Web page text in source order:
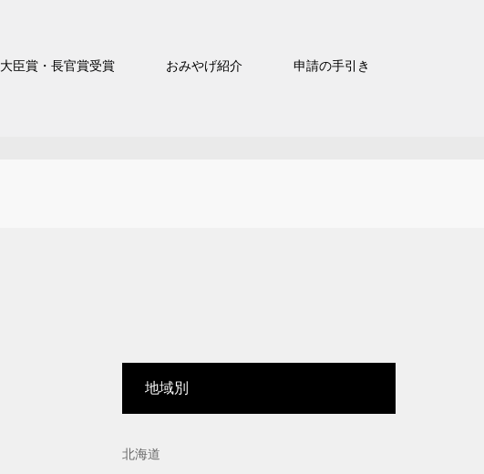
大臣賞・長官賞受賞 おみやげ紹介 申請の手引き
地域別
北海道